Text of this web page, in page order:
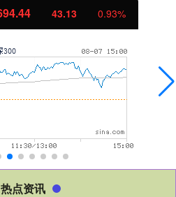
北证50 1134.24
热点资讯